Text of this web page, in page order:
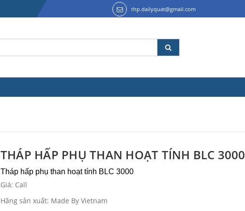
thp.dailyquat@gmail.com
THÁP HẤP PHỤ THAN HOẠT TÍNH BLC 3000
Tháp hấp phụ than hoạt tính BLC 3000
Giá: Call
Hãng sản xuất: Made By Vietnam